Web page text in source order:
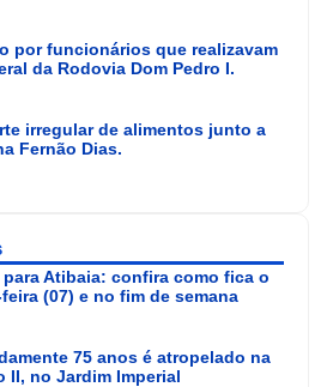
por funcionários que realizavam
da Rodovia Dom Pedro I.
irregular de alimentos junto a
Fernão Dias.
Atibaia: confira como fica o
(07) e no fim de semana
75 anos é atropelado na
II, no Jardim Imperial